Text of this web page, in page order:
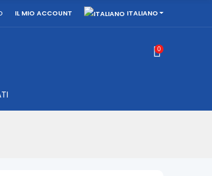
IL MIO ACCOUNT ITALIANO
0